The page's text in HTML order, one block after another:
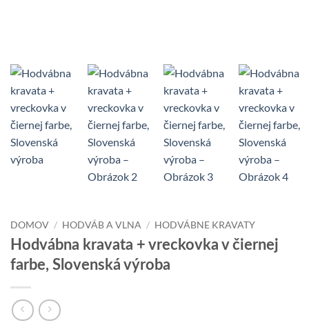
DOMOV / HODVÁB A VLNA / HODVÁBNE KRAVATY
Hodvábna kravata + vreckovka v čiernej
farbe, Slovenská výroba